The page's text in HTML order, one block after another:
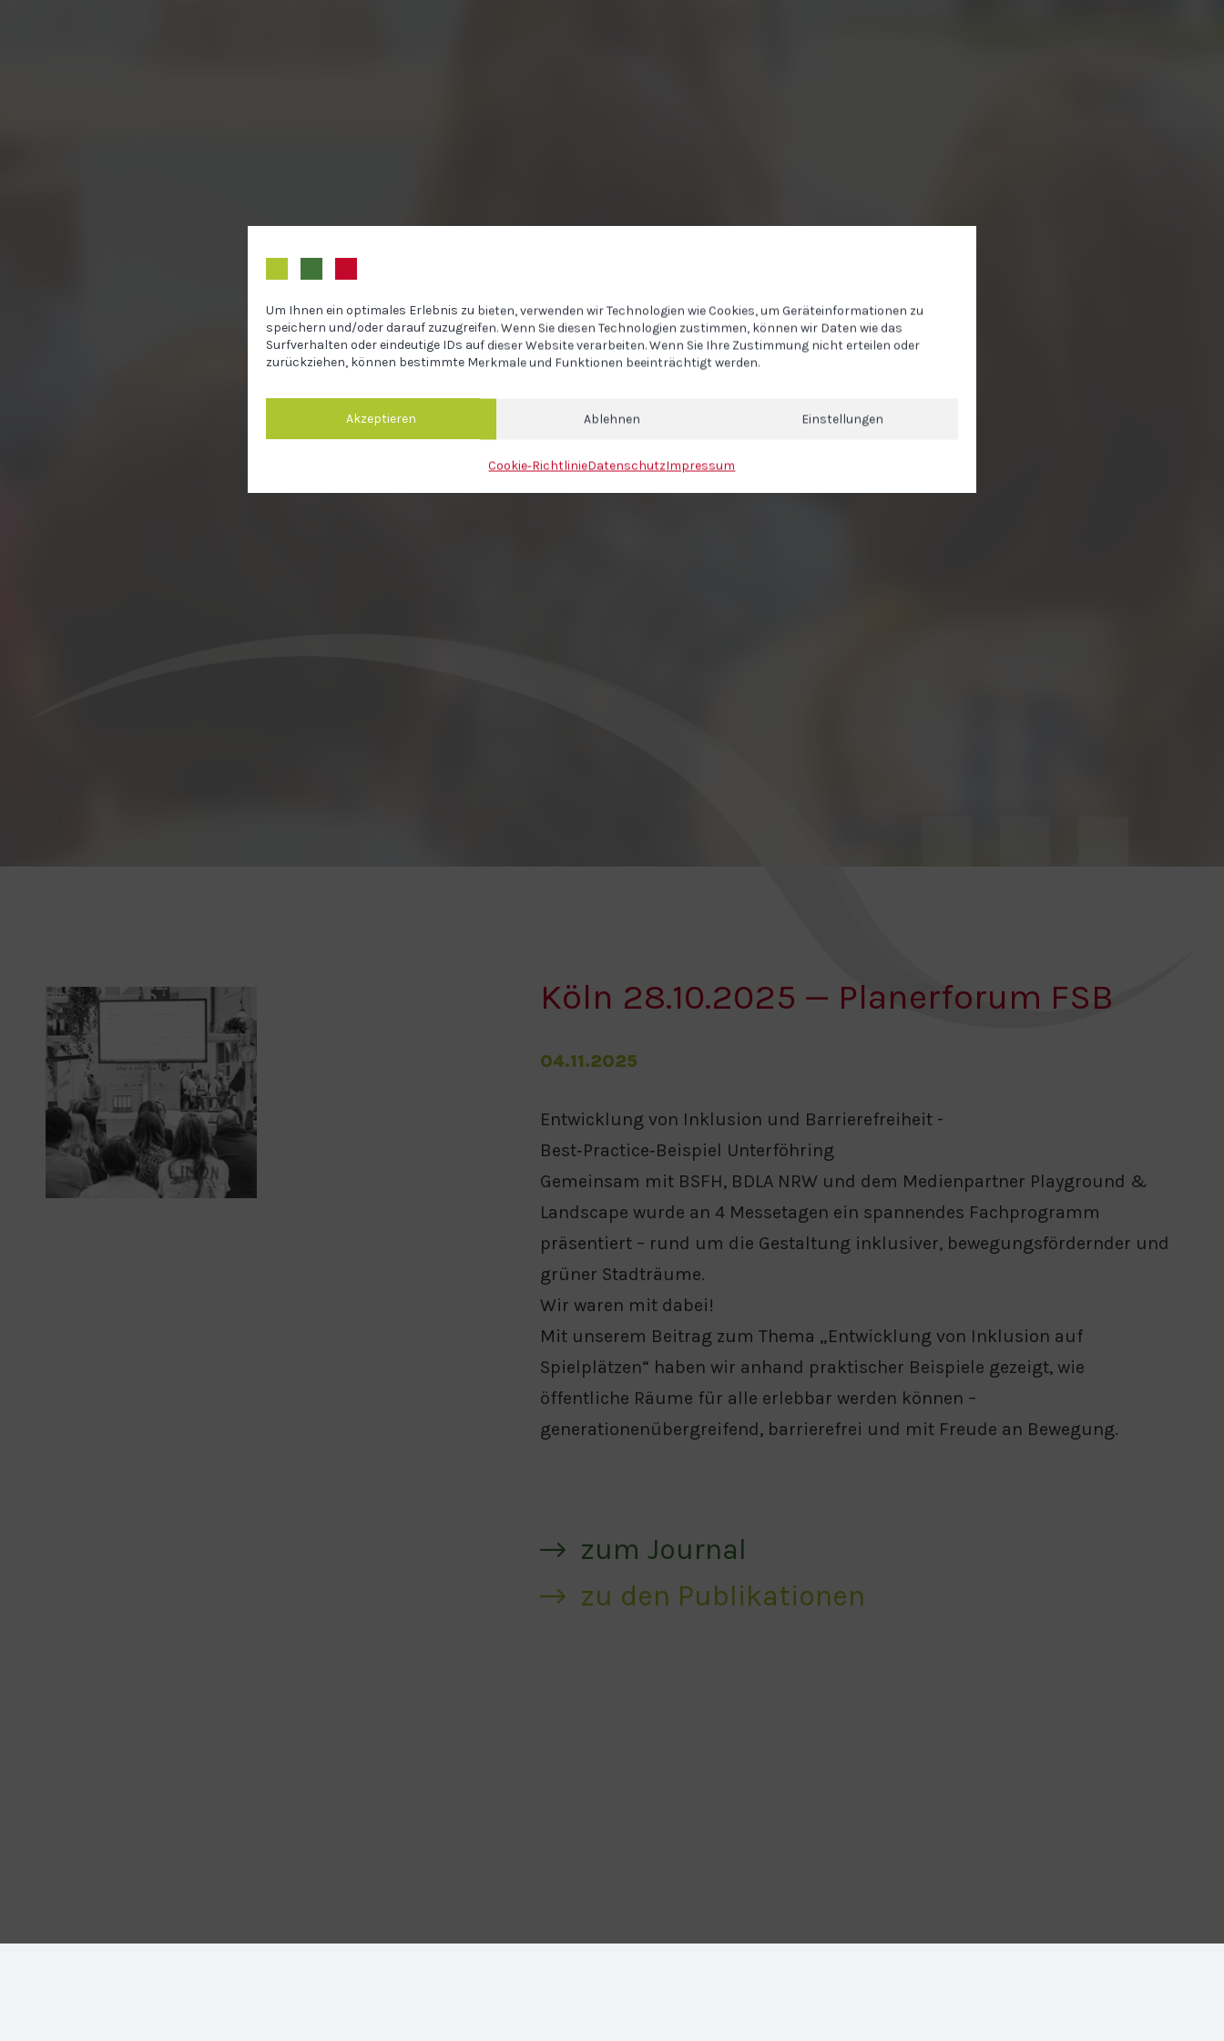
Um Ihnen ein optimales Erlebnis zu bieten, verwenden wir Technologien wie Cookies, um Geräteinformationen zu
speichern und/oder darauf zuzugreifen. Wenn Sie diesen Technologien zustimmen, können wir Daten wie das
Surfverhalten oder eindeutige IDs auf dieser Website verarbeiten. Wenn Sie Ihre Zustimmung nicht erteilen oder
zurückziehen, können bestimmte Merkmale und Funktionen beeinträchtigt werden.
Akzeptieren Ablehnen Einstellungen
Cookie‐RichtlinieDatenschutzImpressum
Köln 28.10.2025 — Planerforum FSB
04.11.2025
Entwicklung von Inklusion und Barrierefreiheit -
Best‐Practice‐Beispiel Unterföhring
Gemeinsam mit BSFH, BDLA NRW und dem Medienpartner Playground &
Landscape wurde an 4 Messetagen ein spannendes Fachprogramm
präsentiert – rund um die Gestaltung inklusiver, bewegungsfördernder und
grüner Stadträume.
Wir waren mit dabei!
Mit unserem Beitrag zum Thema „Entwicklung von Inklusion auf
Spielplätzen“ haben wir anhand praktischer Beispiele gezeigt, wie
öffentliche Räume für alle erlebbar werden können –
generationenübergreifend, barrierefrei und mit Freude an Bewegung.
zum Journal
zu den Publikationen